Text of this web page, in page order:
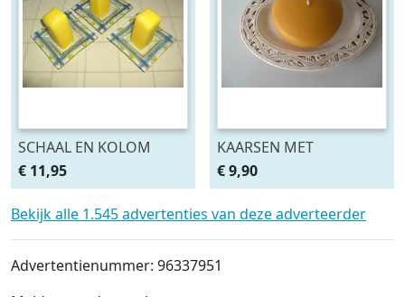
SCHAAL EN KOLOM
KAARSEN GEEL 8 SETS
€ 11,95
KAARSEN MET
SCHAALTJE HONING
KLEUR Ø 8 CM, 8 SETS
€ 9,90
Bekijk alle 1.545 advertenties van deze adverteerder
Advertentienummer: 96337951